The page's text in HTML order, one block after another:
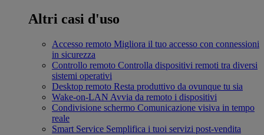
Altri casi d'uso
Accesso remoto Migliora il tuo accesso con connessioni
in sicurezza
Controllo remoto Controlla dispositivi remoti tra diversi
sistemi operativi
Desktop remoto Resta produttivo da ovunque tu sia
Wake-on-LAN Avvia da remoto i dispositivi
Condivisione schermo Comunicazione visiva in tempo
reale
Smart Service Semplifica i tuoi servizi post-vendita